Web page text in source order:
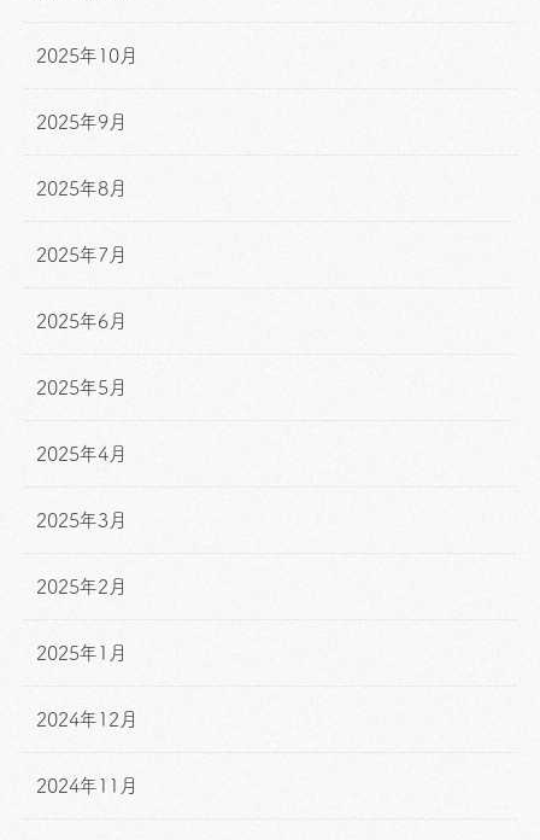
2025年10月
2025年9月
2025年8月
2025年7月
2025年6月
2025年5月
2025年4月
2025年3月
2025年2月
2025年1月
2024年12月
2024年11月